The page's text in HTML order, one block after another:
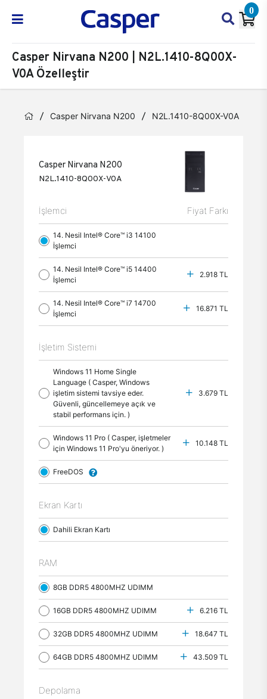
0
Casper Nirvana N200 | N2L.1410-8Q00X-
V0A Özelleştir
Casper Nirvana N200 N2L.1410-8Q00X-V0A
Casper Nirvana N200
N2L.1410-8Q00X-V0A
İşlemci Fiyat Farkı
14. Nesil Intel® Core™ i3 14100
İşlemci
14. Nesil Intel® Core™ i5 14400
İşlemci
2.918 TL
14. Nesil Intel® Core™ i7 14700
İşlemci
16.871 TL
İşletim Sistemi
Windows 11 Home Single
Language ( Casper, Windows
işletim sistemi tavsiye eder.
Güvenli, güncellemeye açık ve
stabil performans için. )
3.679 TL
Windows 11 Pro ( Casper, işletmeler
için Windows 11 Pro'yu öneriyor. )
10.148 TL
FreeDOS
Ekran Kartı
Dahili Ekran Kartı
RAM
8GB DDR5 4800MHZ UDIMM
16GB DDR5 4800MHZ UDIMM 6.216 TL
32GB DDR5 4800MHZ UDIMM 18.647 TL
64GB DDR5 4800MHZ UDIMM 43.509 TL
Depolama